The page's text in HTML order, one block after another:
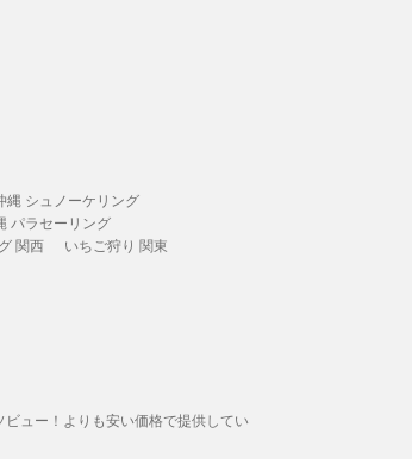
縄 シュノーケリング
パラセーリング
関西
いちご狩り 関東
ュー！よりも安い価格で提供してい